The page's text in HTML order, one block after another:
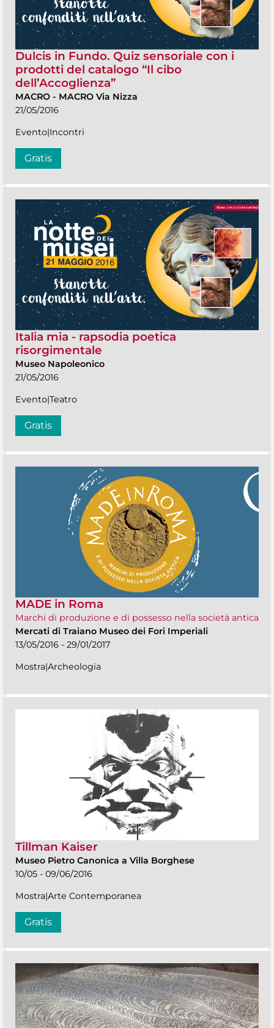
Dulcis in Fundo. Quiz sensoriale con i
prodotti del catalogo “Il cibo
dell’Accoglienza”
MACRO - MACRO Via Nizza
21/05/2016
Evento|Incontri
Gratis
Italia mia - rapsodia poetica
risorgimentale
Museo Napoleonico
21/05/2016
Evento|Teatro
Gratis
MADE in Roma
Marchi di produzione e di possesso nella società antica
Mercati di Traiano Museo dei Fori Imperiali
13/05/2016 - 29/01/2017
Mostra|Archeologia
Tillman Kaiser
Museo Pietro Canonica a Villa Borghese
10/05 - 09/06/2016
Mostra|Arte Contemporanea
Gratis